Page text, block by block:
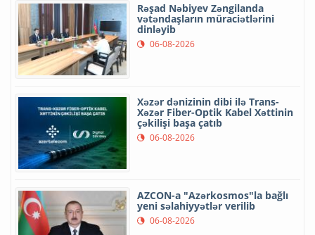
Rəşad Nəbiyev Zəngilanda
vətəndaşların müraciətlərini
dinləyib
06-08-2026
Xəzər dənizinin dibi ilə Trans-
Xəzər Fiber-Optik Kabel Xəttinin
çəkilişi başa çatıb
06-08-2026
AZCON-a "Azərkosmos"la bağlı
yeni səlahiyyətlər verilib
06-08-2026